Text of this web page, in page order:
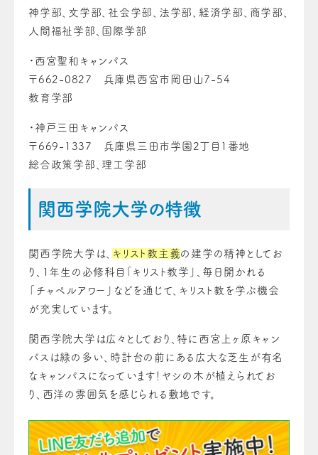
神学部、文学部、社会学部、法学部、経済学部、商学部、
人間福祉学部、国際学部
・西宮聖和キャンパス
〒662-0827 兵庫県西宮市岡田山7-54
教育学部
・神戸三田キャンパス
〒669-1337 兵庫県三田市学園2丁目1番地
総合政策学部、理工学部
関西学院大学の特徴
関西学院大学は、 キリスト教主義の建学の精神としてお
り、
1 年生の必修科目「キリスト教学」、毎日開かれる
「チャペルアワー」などを通じて、キリスト教を学ぶ機会
が充実しています。
関西学院大学は広々としており、特に西宮上ヶ原キャン
パスは緑の多い、時計台の前にある広大な芝生が有名
なキャンパスになっています！ヤシの木が植えられてお
り、西洋の雰囲気を感じられる敷地です。